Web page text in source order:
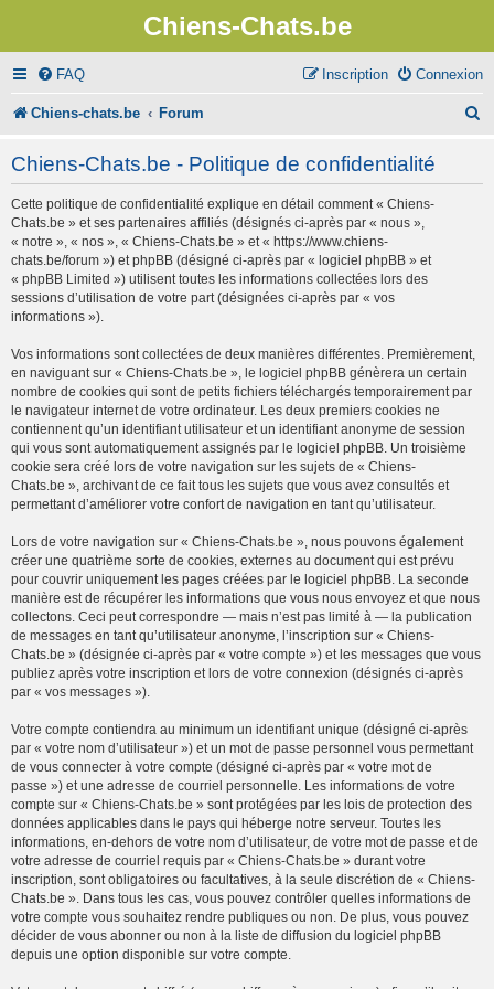
Chiens-Chats.be
FAQ Connexion
Inscription
Chiens-chats.be Forum
Chiens-Chats.be - Politique de confidentialité
Cette politique de confidentialité explique en détail comment « Chiens-
Chats.be » et ses partenaires affiliés (désignés ci-après par « nous »,
« notre », « nos », « Chiens-Chats.be » et « https://www.chiens-
chats.be/forum ») et phpBB (désigné ci-après par « logiciel phpBB » et
« phpBB Limited ») utilisent toutes les informations collectées lors des
sessions d’utilisation de votre part (désignées ci-après par « vos
informations »).
Vos informations sont collectées de deux manières différentes. Premièrement,
en naviguant sur « Chiens-Chats.be », le logiciel phpBB génèrera un certain
nombre de cookies qui sont de petits fichiers téléchargés temporairement par
le navigateur internet de votre ordinateur. Les deux premiers cookies ne
contiennent qu’un identifiant utilisateur et un identifiant anonyme de session
qui vous sont automatiquement assignés par le logiciel phpBB. Un troisième
cookie sera créé lors de votre navigation sur les sujets de « Chiens-
Chats.be », archivant de ce fait tous les sujets que vous avez consultés et
permettant d’améliorer votre confort de navigation en tant qu’utilisateur.
Lors de votre navigation sur « Chiens-Chats.be », nous pouvons également
créer une quatrième sorte de cookies, externes au document qui est prévu
pour couvrir uniquement les pages créées par le logiciel phpBB. La seconde
manière est de récupérer les informations que vous nous envoyez et que nous
collectons. Ceci peut correspondre — mais n’est pas limité à — la publication
de messages en tant qu’utilisateur anonyme, l’inscription sur « Chiens-
Chats.be » (désignée ci-après par « votre compte ») et les messages que vous
publiez après votre inscription et lors de votre connexion (désignés ci-après
par « vos messages »).
Votre compte contiendra au minimum un identifiant unique (désigné ci-après
par « votre nom d’utilisateur ») et un mot de passe personnel vous permettant
de vous connecter à votre compte (désigné ci-après par « votre mot de
passe ») et une adresse de courriel personnelle. Les informations de votre
compte sur « Chiens-Chats.be » sont protégées par les lois de protection des
données applicables dans le pays qui héberge notre serveur. Toutes les
informations, en-dehors de votre nom d’utilisateur, de votre mot de passe et de
votre adresse de courriel requis par « Chiens-Chats.be » durant votre
inscription, sont obligatoires ou facultatives, à la seule discrétion de « Chiens-
Chats.be ». Dans tous les cas, vous pouvez contrôler quelles informations de
votre compte vous souhaitez rendre publiques ou non. De plus, vous pouvez
décider de vous abonner ou non à la liste de diffusion du logiciel phpBB
depuis une option disponible sur votre compte.